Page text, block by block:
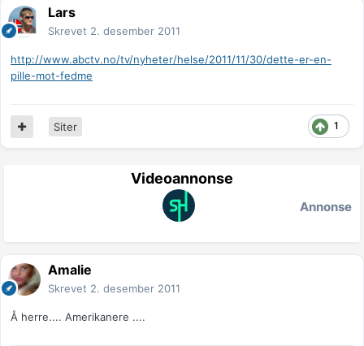
Lars
Skrevet 2. desember 2011
http://www.abctv.no/tv/nyheter/helse/2011/11/30/dette-er-en-
pille-mot-fedme
1
Siter
Videoannonse
Annonse
Amalie
Skrevet 2. desember 2011
Å herre.... Amerikanere ....